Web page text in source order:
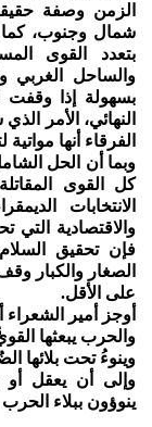
الزمن وصفة
شمال وجنوب،
بتعدد القوى
والساحل الغربي
بسهولة إذا وقفت
النهائي، الأمر
الفرقاء أنها مواتية
وبما أن الحل
كل القوى
الانتخابات
والاقتصادية التي
فإن تحقيق
الصغار والكبار
على الأقل.
أوجز أمير
والحرب يبعثها القويُّ
وينوءُ تحت بلائها
وإلى أن يعقل
ينوؤون ببلاء